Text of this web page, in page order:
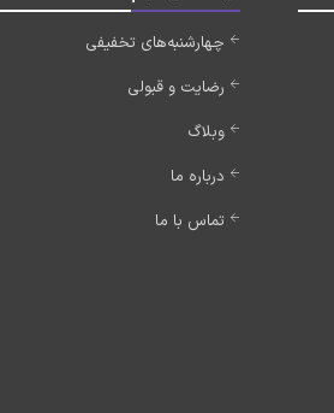
چهارشنبه‌های تخفیفی
رضایت و قبولی
وبلاگ
درباره ما
تماس با ما